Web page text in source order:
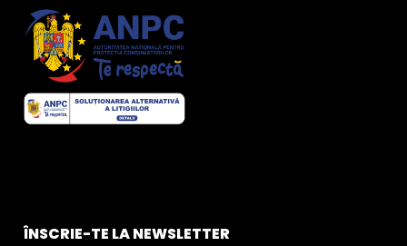
ÎNSCRIE-TE LA NEWSLETTER